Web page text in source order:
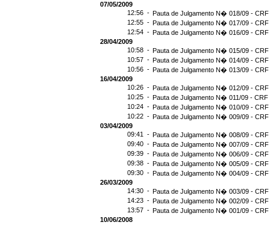
07/05/2009
12:56 - Pauta de Julgamento N� 018/09 - CRF
12:55 - Pauta de Julgamento N� 017/09 - CRF
12:54 - Pauta de Julgamento N� 016/09 -
28/04/2009
10:58 - Pauta de Julgamento N� 015/09 - CRF
10:57 - Pauta de Julgamento N� 014/09 - CRF
10:56 - Pauta de Julgamento N� 013/09 - CRF
16/04/2009
10:26 - Pauta de Julgamento N� 012/09 - CRF
10:25 - Pauta de Julgamento N� 011/09 - CRF
10:24 - Pauta de Julgamento N� 010/09 - CRF
10:22 - Pauta de Julgamento N� 009/09 - CRF
03/04/2009
09:41 - Pauta de Julgamento N� 008/09 - CRF
09:40 - Pauta de Julgamento N� 007/09 - CRF
09:39 - Pauta de Julgamento N� 006/09 - CRF
09:38 - Pauta de Julgamento N� 005/09 - CRF
09:30 - Pauta de Julgamento N� 004/09 - CRF
26/03/2009
14:30 - Pauta de Julgamento N� 003/09 - CRF
14:23 - Pauta de Julgamento N� 002/09 - CRF
13:57 - Pauta de Julgamento N� 001/09 - CRF
10/06/2008